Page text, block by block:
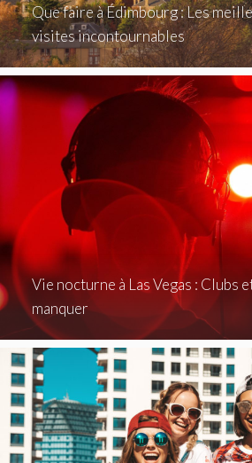
Que faire à Édimbourg : Les
visites incontournables
Vie nocturne à Las Vegas : Clubs
manquer